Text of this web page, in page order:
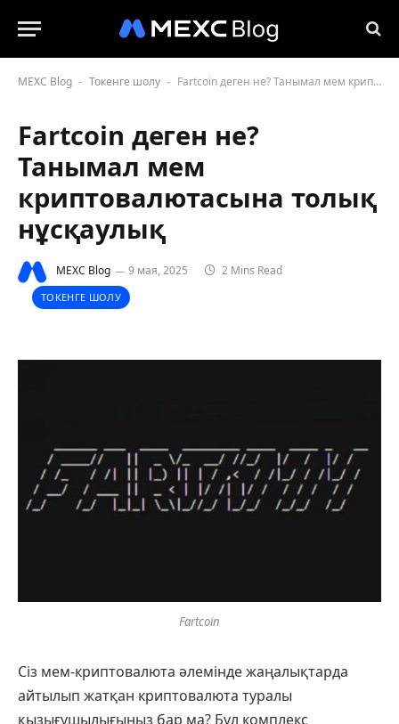
MEXC Blog - Токенге шолу - Fartcoin деген не? Танымал мем криптовалютасына толық нұсқаулық
Fartcoin деген не?
Танымал мем
криптовалютасына толық
нұсқаулық
MEXC Blog 9 мая, 2025 2 Mins Read
ТОКЕНГЕ ШОЛУ
Fartcoin
Сіз мем-криптовалюта әлемінде жаңалықтарда
айтылып жатқан криптовалюта туралы
қызығушылығыңыз бар ма? Бұл комплекс